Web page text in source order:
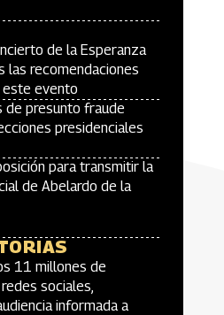
de la Esperanza
las recomendaciones
evento
de presunto fraude
presidenciales
para transmitir la
de Abelardo de la
11 millones de
sociales,
informada a